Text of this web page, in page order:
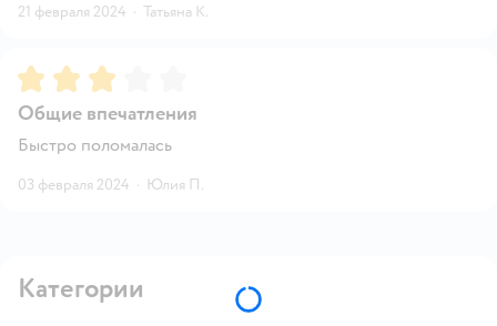
21 февраля 2024 · Татьяна К.
Рейтинг:3
Общие впечатления
Быстро поломалась
03 февраля 2024 · Юлия П.
Категории